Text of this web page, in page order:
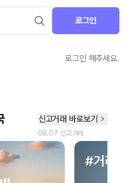
로그인
로그인 해주세요.